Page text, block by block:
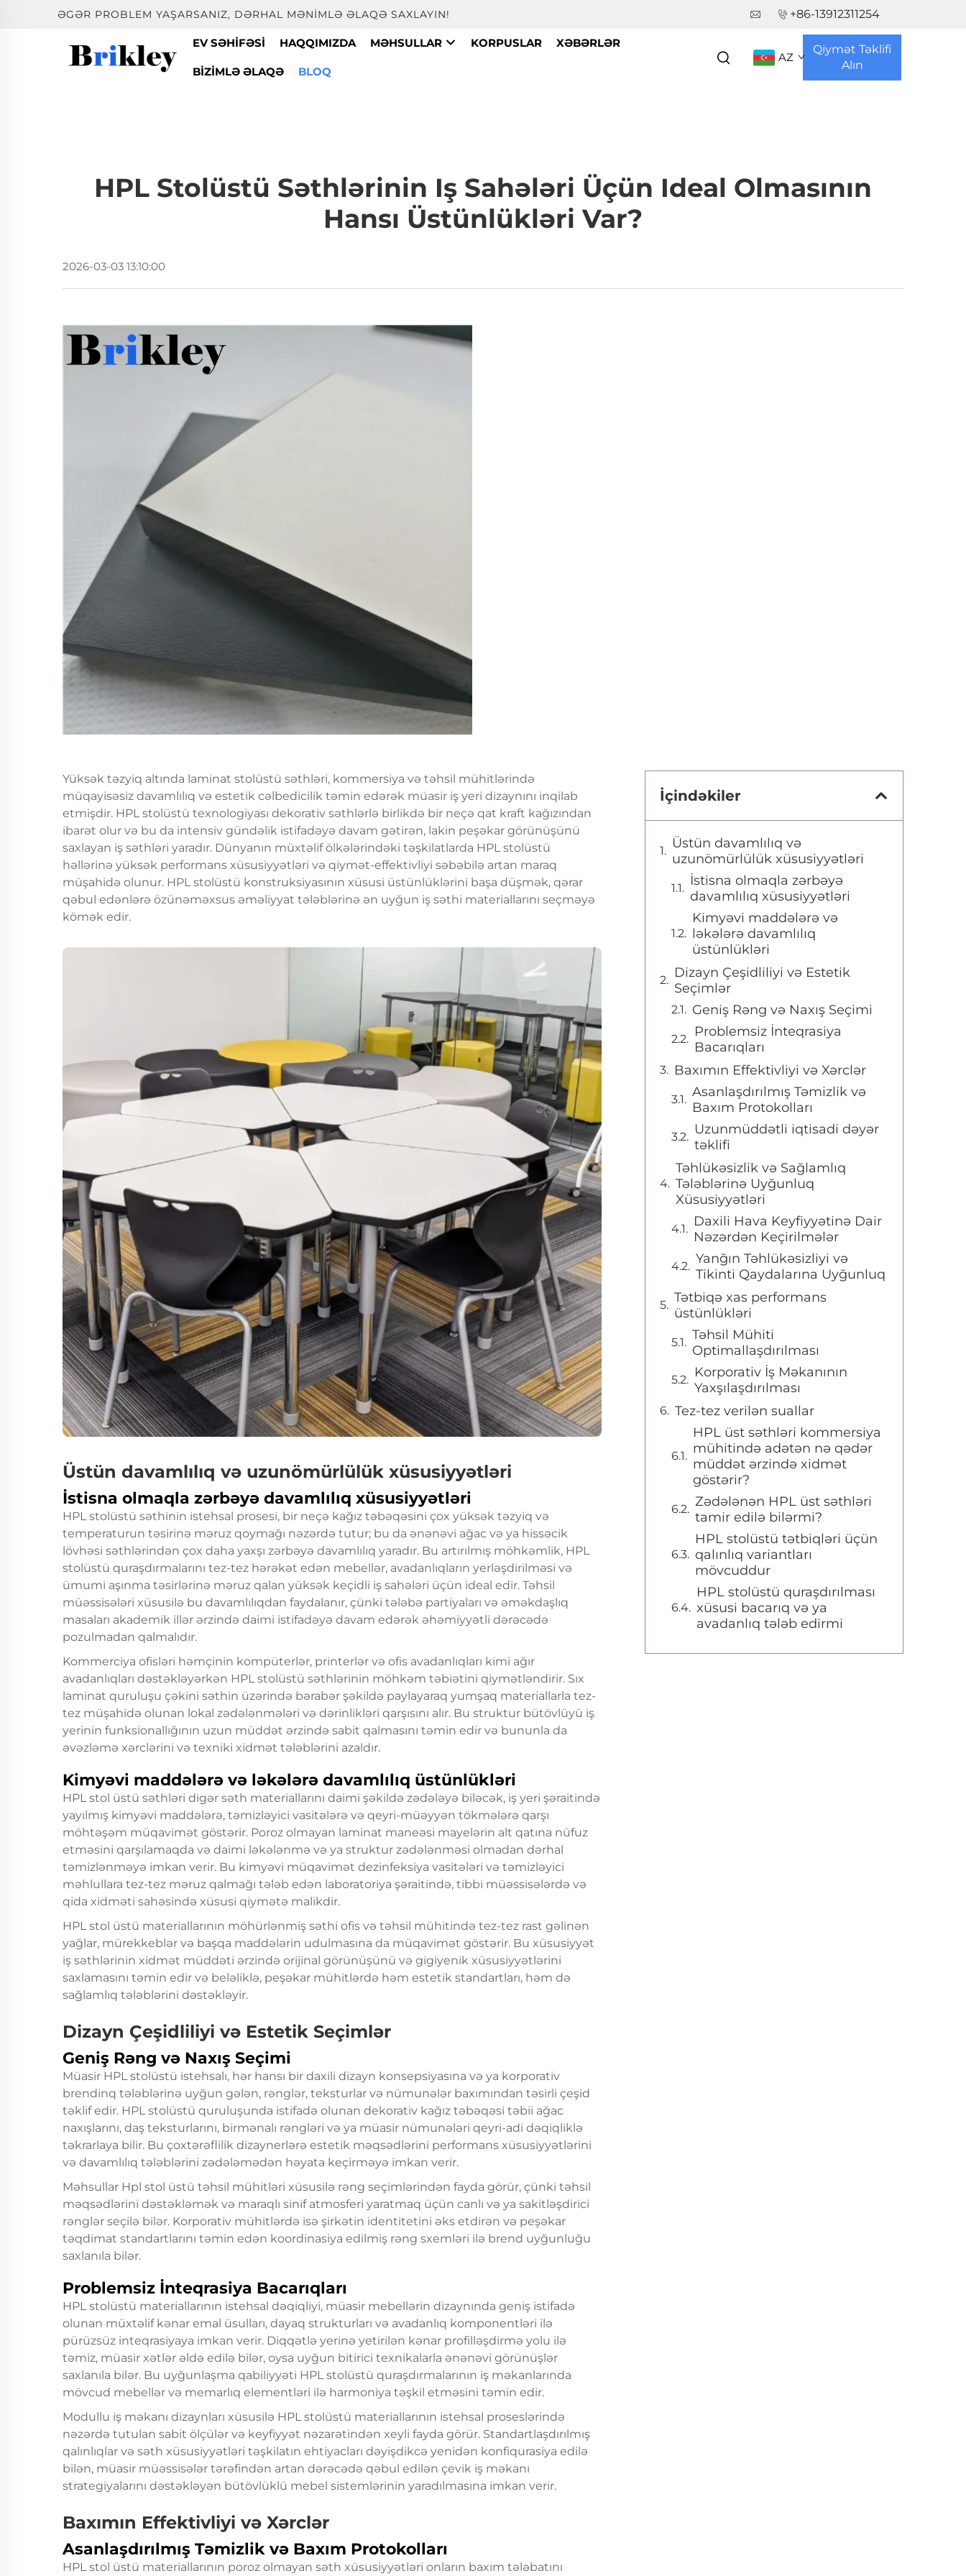
ƏGƏR PROBLEM YAŞARSANIZ, DƏRHAL MƏNIMLƏ ƏLAQƏ SAXLAYIN! +86-13912311254
EV SƏHIFƏSI HAQQIMIZDA MƏHSULLAR KORPUSLAR XƏBƏRLƏR
BIZIMLƏ ƏLAQƏ BLOQ
AZ
Qiymət Təklifi
Alın
HPL Stolüstü Səthlərinin Iş Sahələri Üçün Ideal Olmasının
Hansı Üstünlükləri Var?
2026-03-03 13:10:00
Yüksək təzyiq altında laminat stolüstü səthləri, kommersiya və təhsil mühitlərində
müqayisəsiz davamlılıq və estetik cəlbedicilik təmin edərək müasir iş yeri dizaynını inqilab
etmişdir. HPL stolüstü texnologiyası dekorativ səthlərlə birlikdə bir neçə qat kraft kağızından
ibarət olur və bu da intensiv gündəlik istifadəyə davam gətirən, lakin peşəkar görünüşünü
saxlayan iş səthləri yaradır. Dünyanın müxtəlif ölkələrindəki təşkilatlarda HPL stolüstü
həllərinə yüksək performans xüsusiyyətləri və qiymət-effektivliyi səbəbilə artan maraq
müşahidə olunur. HPL stolüstü konstruksiyasının xüsusi üstünlüklərini başa düşmək, qərar
qəbul edənlərə özünəməxsus əməliyyat tələblərinə ən uyğun iş səthi materiallarını seçməyə
kömək edir.
Üstün davamlılıq və uzunömürlülük xüsusiyyətləri
İstisna olmaqla zərbəyə davamlılıq xüsusiyyətləri
HPL stolüstü səthinin istehsal prosesi, bir neçə kağız təbəqəsini çox yüksək təzyiq və
temperaturun təsirinə məruz qoymağı nəzərdə tutur; bu da ənənəvi ağac və ya hissəcik
lövhəsi səthlərindən çox daha yaxşı zərbəyə davamlılıq yaradır. Bu artırılmış möhkəmlik, HPL
stolüstü quraşdırmalarını tez-tez hərəkət edən mebellər, avadanlıqların yerləşdirilməsi və
ümumi aşınma təsirlərinə məruz qalan yüksək keçidli iş sahələri üçün ideal edir. Təhsil
müəssisələri xüsusilə bu davamlılıqdan faydalanır, çünki tələbə partiyaları və əməkdaşlıq
masaları akademik illər ərzində daimi istifadəyə davam edərək əhəmiyyətli dərəcədə
pozulmadan qalmalıdır.
Kommerciya ofisləri həmçinin kompüterlər, printerlər və ofis avadanlıqları kimi ağır
avadanlıqları dəstəkləyərkən HPL stolüstü səthlərinin möhkəm təbiətini qiymətləndirir. Sıx
laminat quruluşu çəkini səthin üzərində bərabər şəkildə paylayaraq yumşaq materiallarla tez-
tez müşahidə olunan lokal zədələnmələri və dərinlikləri qarşısını alır. Bu struktur bütövlüyü iş
yerinin funksionallığının uzun müddət ərzində sabit qalmasını təmin edir və bununla da
əvəzləmə xərclərini və texniki xidmət tələblərini azaldır.
Kimyəvi maddələrə və ləkələrə davamlılıq üstünlükləri
HPL stol üstü səthləri digər səth materiallarını daimi şəkildə zədələyə biləcək, iş yeri şəraitində
yayılmış kimyəvi maddələrə, təmizləyici vasitələrə və qeyri-müəyyən tökmələrə qarşı
möhtəşəm müqavimət göstərir. Poroz olmayan laminat maneəsi mayelərin alt qatına nüfuz
etməsini qarşılamaqda və daimi ləkələnmə və ya struktur zədələnməsi olmadan dərhal
təmizlənməyə imkan verir. Bu kimyəvi müqavimət dezinfeksiya vasitələri və təmizləyici
məhlullara tez-tez məruz qalmağı tələb edən laboratoriya şəraitində, tibbi müəssisələrdə və
qida xidməti sahəsində xüsusi qiymətə malikdir.
HPL stol üstü materiallarının möhürlənmiş səthi ofis və təhsil mühitində tez-tez rast gəlinən
yağlar, mürekkeblər və başqa maddələrin udulmasına da müqavimət göstərir. Bu xüsusiyyət
iş səthlərinin xidmət müddəti ərzində orijinal görünüşünü və gigiyenik xüsusiyyətlərini
saxlamasını təmin edir və beləliklə, peşəkar mühitlərdə həm estetik standartları, həm də
sağlamlıq tələblərini dəstəkləyir.
Dizayn Çeşidliliyi və Estetik Seçimlər
Geniş Rəng və Naxış Seçimi
Müasir HPL stolüstü istehsalı, hər hansı bir daxili dizayn konsepsiyasına və ya korporativ
brendinq tələblərinə uyğun gələn, rənglər, teksturlar və nümunələr baxımından təsirli çeşid
təklif edir. HPL stolüstü quruluşunda istifadə olunan dekorativ kağız təbəqəsi təbii ağac
naxışlarını, daş teksturlarını, birmənalı rəngləri və ya müasir nümunələri qeyri-adi dəqiqliklə
təkrarlaya bilir. Bu çoxtərəflilik dizaynerlərə estetik məqsədlərini performans xüsusiyyətlərini
və davamlılıq tələblərini zədələmədən həyata keçirməyə imkan verir.
Məhsullar Hpl stol üstü təhsil mühitləri xüsusilə rəng seçimlərindən fayda görür, çünki təhsil
məqsədlərini dəstəkləmək və maraqlı sinif atmosferi yaratmaq üçün canlı və ya sakitləşdirici
rənglər seçilə bilər. Korporativ mühitlərdə isə şirkətin identitetini əks etdirən və peşəkar
təqdimat standartlarını təmin edən koordinasiya edilmiş rəng sxemləri ilə brend uyğunluğu
saxlanıla bilər.
Problemsiz İnteqrasiya Bacarıqları
HPL stolüstü materiallarının istehsal dəqiqliyi, müasir mebellərin dizaynında geniş istifadə
olunan müxtəlif kənar emal üsulları, dayaq strukturları və avadanlıq komponentləri ilə
pürüzsüz inteqrasiyaya imkan verir. Diqqətlə yerinə yetirilən kənar profilləşdirmə yolu ilə
təmiz, müasir xətlər əldə edilə bilər, oysa uyğun bitirici texnikalarla ənənəvi görünüşlər
saxlanıla bilər. Bu uyğunlaşma qabiliyyəti HPL stolüstü quraşdırmalarının iş məkanlarında
mövcud mebellər və memarlıq elementləri ilə harmoniya təşkil etməsini təmin edir.
Modullu iş məkanı dizaynları xüsusilə HPL stolüstü materiallarının istehsal proseslərində
nəzərdə tutulan sabit ölçülər və keyfiyyət nəzarətindən xeyli fayda görür. Standartlaşdırılmış
qalınlıqlar və səth xüsusiyyətləri təşkilatın ehtiyacları dəyişdikcə yenidən konfiqurasiya edilə
bilən, müasir müəssisələr tərəfindən artan dərəcədə qəbul edilən çevik iş məkanı
strategiyalarını dəstəkləyən bütövlüklü mebel sistemlərinin yaradılmasına imkan verir.
Baxımın Effektivliyi və Xərclər
Asanlaşdırılmış Təmizlik və Baxım Protokolları
HPL stol üstü materiallarının poroz olmayan səth xüsusiyyətləri onların baxım tələbatını
İçindəkiler
Üstün davamlılıq və
uzunömürlülük xüsusiyyətləri
İstisna olmaqla zərbəyə
davamlılıq xüsusiyyətləri
Kimyəvi maddələrə və
ləkələrə davamlılıq
üstünlükləri
Dizayn Çeşidliliyi və Estetik
Seçimlər
Geniş Rəng və Naxış Seçimi
Problemsiz İnteqrasiya
Bacarıqları
Baxımın Effektivliyi və Xərclər
Asanlaşdırılmış Təmizlik və
Baxım Protokolları
Uzunmüddətli iqtisadi dəyər
təklifi
Təhlükəsizlik və Sağlamlıq
Tələblərinə Uyğunluq
Xüsusiyyətləri
Daxili Hava Keyfiyyətinə Dair
Nəzərdən Keçirilmələr
Yanğın Təhlükəsizliyi və
Tikinti Qaydalarına Uyğunluq
Tətbiqə xas performans
üstünlükləri
Təhsil Mühiti
Optimallaşdırılması
Korporativ İş Məkanının
Yaxşılaşdırılması
Tez-tez verilən suallar
HPL üst səthləri kommersiya
mühitində adətən nə qədər
müddət ərzində xidmət
göstərir?
Zədələnən HPL üst səthləri
tamir edilə bilərmi?
HPL stolüstü tətbiqləri üçün
qalınlıq variantları
mövcuddur
HPL stolüstü quraşdırılması
xüsusi bacarıq və ya
avadanlıq tələb edirmi